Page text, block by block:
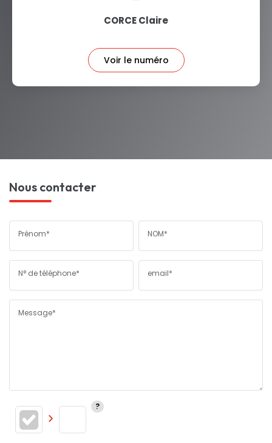
CORCE Claire
Voir le numéro
Nous contacter
Prénom* NOM*
N° de téléphone* email*
Message*